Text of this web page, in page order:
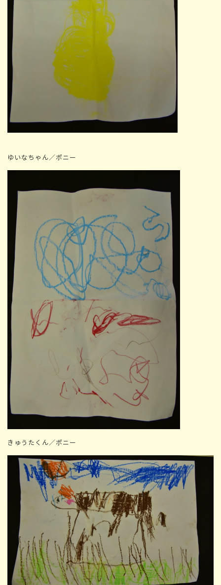
ゆいなちゃん／ポニー
きゅうたくん／ポニー